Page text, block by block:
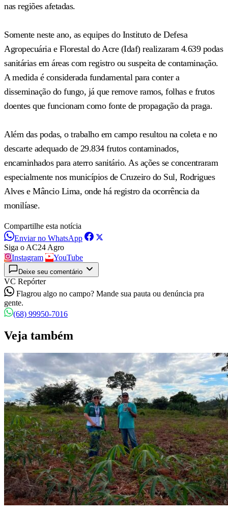
nas regiões afetadas.
Somente neste ano, as equipes do Instituto de Defesa
Agropecuária e Florestal do Acre (Idaf) realizaram 4.639 podas
sanitárias em áreas com registro ou suspeita de contaminação.
A medida é considerada fundamental para conter a
disseminação do fungo, já que remove ramos, folhas e frutos
doentes que funcionam como fonte de propagação da praga.
Além das podas, o trabalho em campo resultou na coleta e no
descarte adequado de 29.834 frutos contaminados,
encaminhados para aterro sanitário. As ações se concentraram
especialmente nos municípios de Cruzeiro do Sul, Rodrigues
Alves e Mâncio Lima, onde há registro da ocorrência da
monilíase.
Compartilhe esta notícia
Enviar no WhatsApp
Siga o AC24 Agro
Instagram
YouTube
Deixe seu comentário
VC Repórter
Flagrou algo no campo? Mande sua pauta ou denúncia pra
gente.
(68) 99950-7016
Veja também